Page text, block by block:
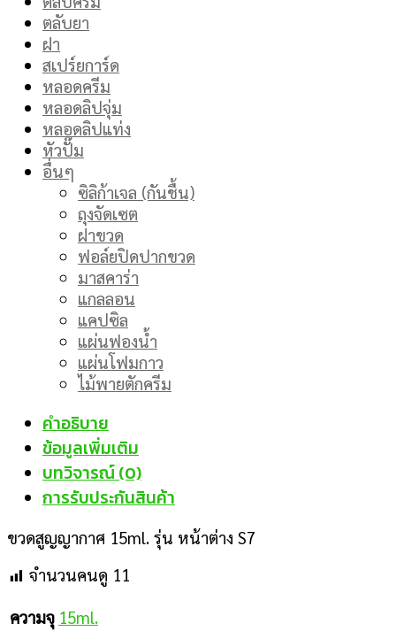
ตลับยา
ฝา
สเปร์ยการ์ด
หลอดครีม
หลอดลิปจุ่ม
หลอดลิปแท่ง
หัวปั๊ม
อื่นๆ
ซิลิก้าเจล (กันชื้น)
ถุงจัดเซต
ฝาขวด
ฟอล์ยปิดปากขวด
มาสคาร่า
แกลลอน
แคปซิล
แผ่นฟองน้ำ
แผ่นโฟมกาว
ไม้พายตักครีม
คำอธิบาย
ข้อมูลเพิ่มเติม
บทวิจารณ์ (0)
การรับประกันสินค้า
ขวดสูญญากาศ 15ml. รุ่น หน้าต่าง S7
จำนวนคนดู 11
ความจุ 15ml.